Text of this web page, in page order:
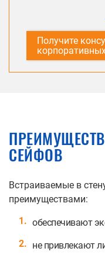
Получите
СЕЙФОВ
Встраиваемые в
преимуществами:
обеспечивают
не привлекают